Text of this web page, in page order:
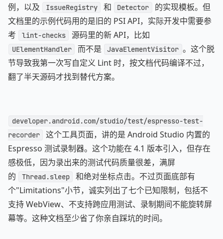
例，以及
IssueRegistry 和 Detector
的实现模板。但
文档里的示例代码用的是旧的 PSI API，实际开发中需要参
考
lint-checks 源码里的新 API，比如
UElementHandler 而不是 JavaElementVisitor 。这个脱
节导致我第一次写自定义 Lint 时，按文档代码编译不过，
翻了半天源码才找到替代方案。
developer.android.com/studio/test/espresso-test-
recorder
这个工具页面，讲的是 Android Studio 内置的
Espresso 测试录制器。这个功能在 4.1 版本引入，但存在
感极低，因为录出来的测试代码质量很差，满屏
的
Thread.sleep
和绝对坐标点击。不过页面底部有
个"Limitations"小节，诚实列出了七个已知限制，包括不
支持 WebView、不支持跨应用测试、录制期间不能旋转屏
幕等。这种文档至少省了你亲自踩坑的时间。